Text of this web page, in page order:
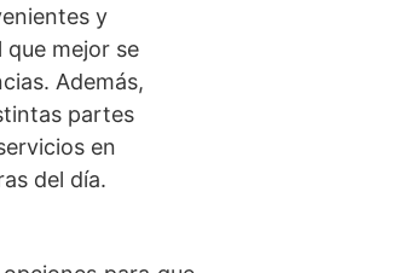
y
que mejor se
Además,
partes
en
del día.